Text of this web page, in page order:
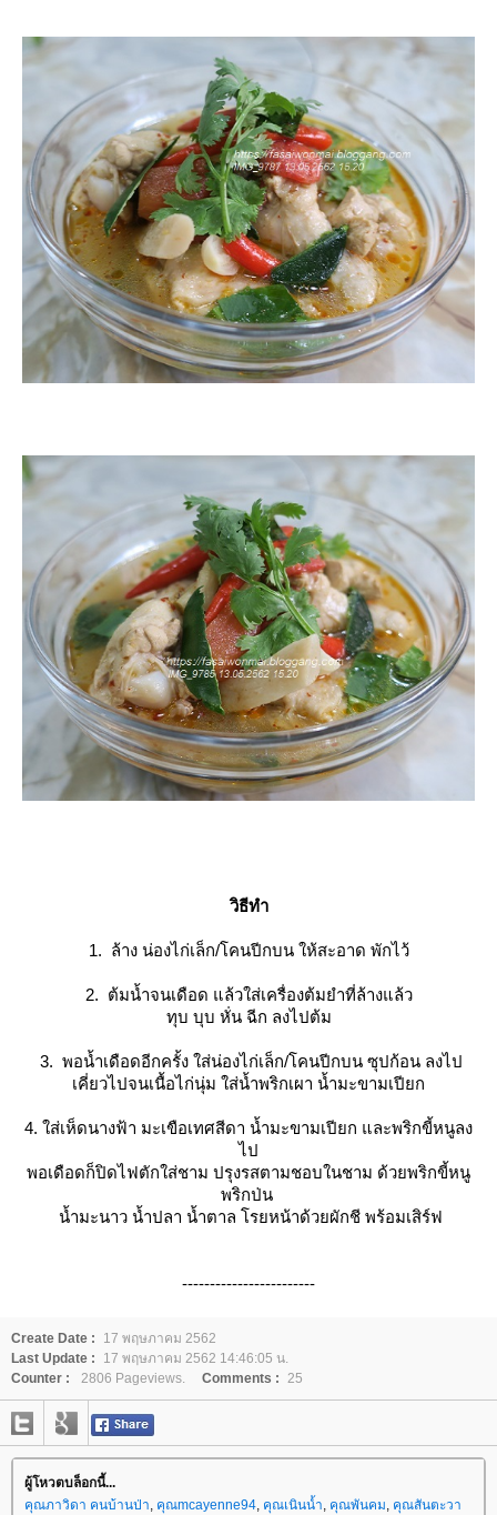
วิธีทำ
1. ล้าง น่องไก่เล็ก/โคนปีกบน ให้สะอาด พักไว้
2. ต้มน้ำจนเดือด แล้วใส่เครื่องต้มยำที่ล้างแล้ว
ทุบ บุบ หั่น ฉีก ลงไปต้ม
3. พอน้ำเดือดอีกครั้ง ใส่น่องไก่เล็ก/โคนปีกบน ซุปก้อน ลงไป
เคี่ยวไปจนเนื้อไก่นุ่ม ใส่น้ำพริกเผา น้ำมะขามเปียก
4. ใส่เห็ดนางฟ้า มะเขือเทศสีดา น้ำมะขามเปียก และพริกขี้หนูลง
ไป
พอเดือดก็ปิดไฟตักใส่ชาม ปรุงรสตามชอบในชาม ด้วยพริกขี้หนู
พริกป่น
น้ำมะนาว น้ำปลา น้ำตาล โรยหน้าด้วยผักชี พร้อมเสิร์ฟ
------------------------
Create Date :
17 พฤษภาคม 2562
Last Update :
17 พฤษภาคม 2562 14:46:05 น.
Counter :
2806 Pageviews. Comments : 25
ผู้โหวตบล็อกนี้...
คุณภาวิดา คนบ้านป่า, คุณmcayenne94, คุณเนินน้ำ, คุณพันคม, คุณสันตะวา